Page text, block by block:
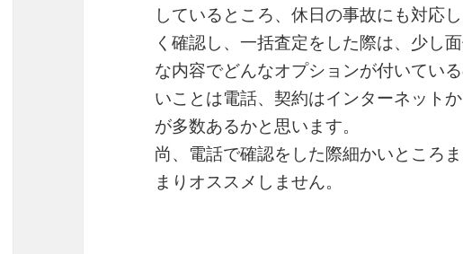
しているところ、休日の事故にも対応
く確認し、一括査定をした際は、少し
な内容でどんなオプションが付いてい
いことは電話、契約はインターネット
が多数あるかと思います。
尚、電話で確認をした際細かいところ
まりオススメしません。